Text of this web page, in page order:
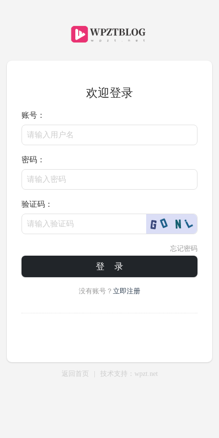
欢迎登录
账号：
密码：
验证码：
忘记密码
登 录
没有账号？ 立即注册
返回首页 | 技术支持：wpzt.net